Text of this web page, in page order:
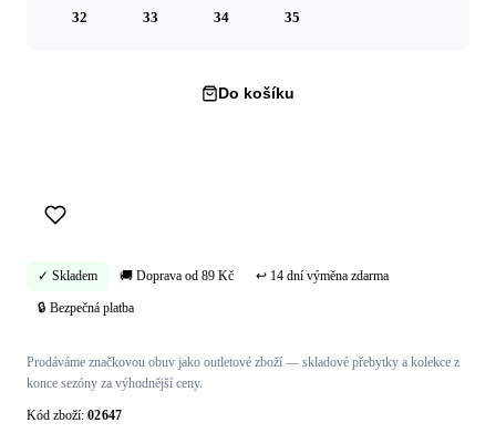
32 33 34 35
Do košíku
✓ Skladem 🚚 Doprava od 89 Kč ↩ 14 dní výměna zdarma
🔒 Bezpečná platba
Prodáváme značkovou obuv jako outletové zboží — skladové přebytky a kolekce z
konce sezóny za výhodnější ceny.
Kód zboží: 02647